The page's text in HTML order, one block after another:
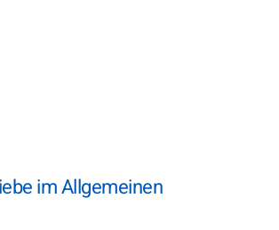
im Allgemeinen